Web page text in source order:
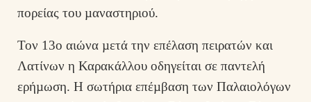
πορείας του µαναστηριού.
Τον 13ο αιώνα µετά την επέλαση πειρατών και
Λατίνων η Καρακάλλου οδηγείται σε παντελή
ερήµωση. Η σωτήρια επέµβαση των Παλαιολόγων